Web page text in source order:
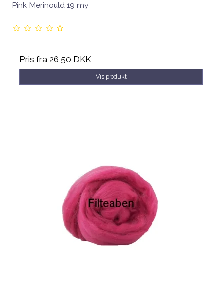
Pink Merinould 19 my
Pris fra 26,50 DKK
Vis produkt